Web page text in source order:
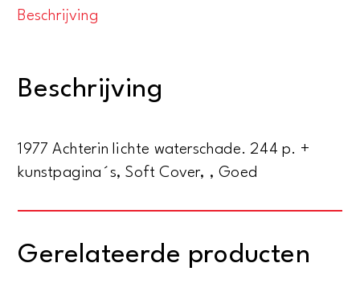
middeleeuwen
tot
aantal
Beschrijving
Beschrijving
1977 Achterin lichte waterschade. 244 p. +
kunstpagina´s, Soft Cover, , Goed
Gerelateerde producten